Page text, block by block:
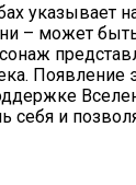
указывает
– может
Появление
себя и